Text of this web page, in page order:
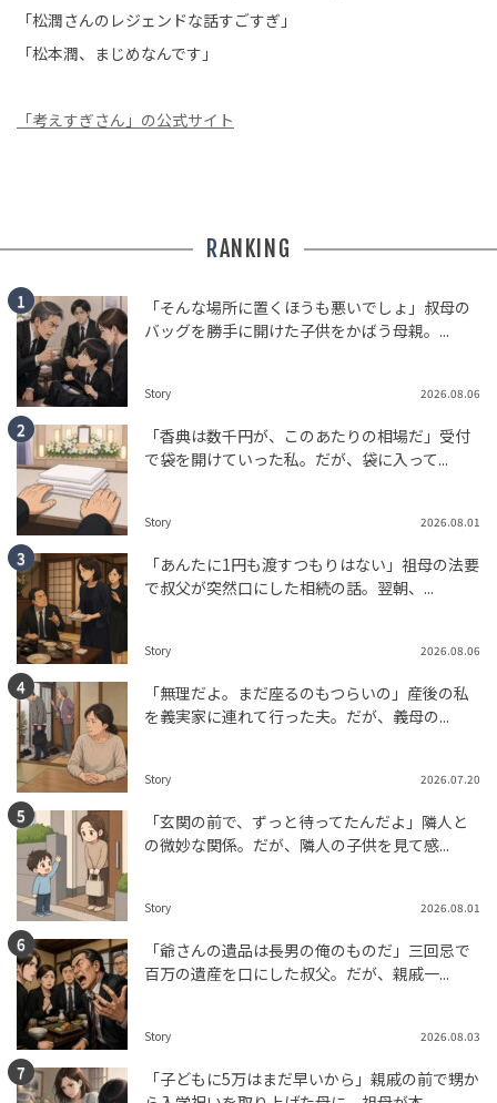
「松潤さんのレジェンドな話すごすぎ」
「松本潤、まじめなんです」
「考えすぎさん」の公式サイト
RANKING
「そんな場所に置くほうも悪いでしょ」叔母の
バッグを勝手に開けた子供をかばう母親。...
Story 2026.08.06
「香典は数千円が、このあたりの相場だ」受付
で袋を開けていった私。だが、袋に入って...
Story 2026.08.01
「あんたに1円も渡すつもりはない」祖母の法要
で叔父が突然口にした相続の話。翌朝、...
Story 2026.08.06
「無理だよ。まだ座るのもつらいの」産後の私
を義実家に連れて行った夫。だが、義母の...
Story 2026.07.20
「玄関の前で、ずっと待ってたんだよ」隣人と
の微妙な関係。だが、隣人の子供を見て感...
Story 2026.08.01
「爺さんの遺品は長男の俺のものだ」三回忌で
百万の遺産を口にした叔父。だが、親戚一...
Story 2026.08.03
「子どもに5万はまだ早いから」親戚の前で甥か